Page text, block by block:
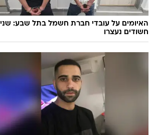
האיומים על עובדי חברת חשמל בתל שבע: שני
חשודים נעצרו